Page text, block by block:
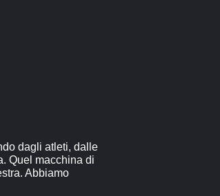
dagli atleti, dalle
Quel macchina di
Abbiamo